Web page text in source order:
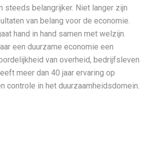
steeds belangrijker. Niet langer zijn
van belang voor de economie.
hand in hand samen met welzijn.
een duurzame economie een
van overheid, bedrijfsleven
meer dan 40 jaar ervaring op
controle in het duurzaamheidsdomein.